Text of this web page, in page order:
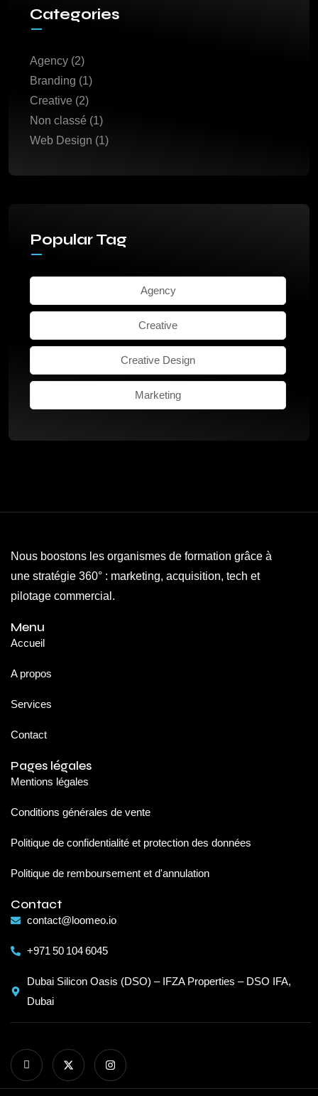
Categories
Agency (2)
Branding (1)
Creative (2)
Non classé (1)
Web Design (1)
Popular Tag
Agency
Creative
Creative Design
Marketing
Nous boostons les organismes de formation grâce à
une stratégie 360° : marketing, acquisition, tech et
pilotage commercial.
Menu
Accueil
A propos
Services
Contact
Pages légales
Mentions légales
Conditions générales de vente
Politique de confidentialité et protection des données
Politique de remboursement et d'annulation
Contact
contact@loomeo.io
+971 50 104 6045
Dubai Silicon Oasis (DSO) – IFZA Properties – DSO IFA,
Dubai